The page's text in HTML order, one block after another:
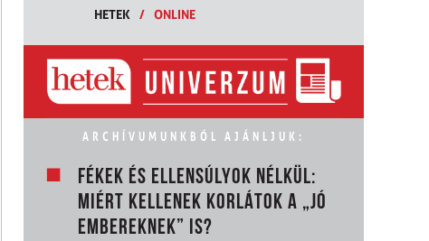
HETEK / ONLINE
ARCHÍVUMUNKBÓL AJÁNLJUK:
FÉKEK ÉS ELLENSÚLYOK NÉLKÜL:
MIÉRT KELLENEK KORLÁTOK A „JÓ
EMBEREKNEK” IS?